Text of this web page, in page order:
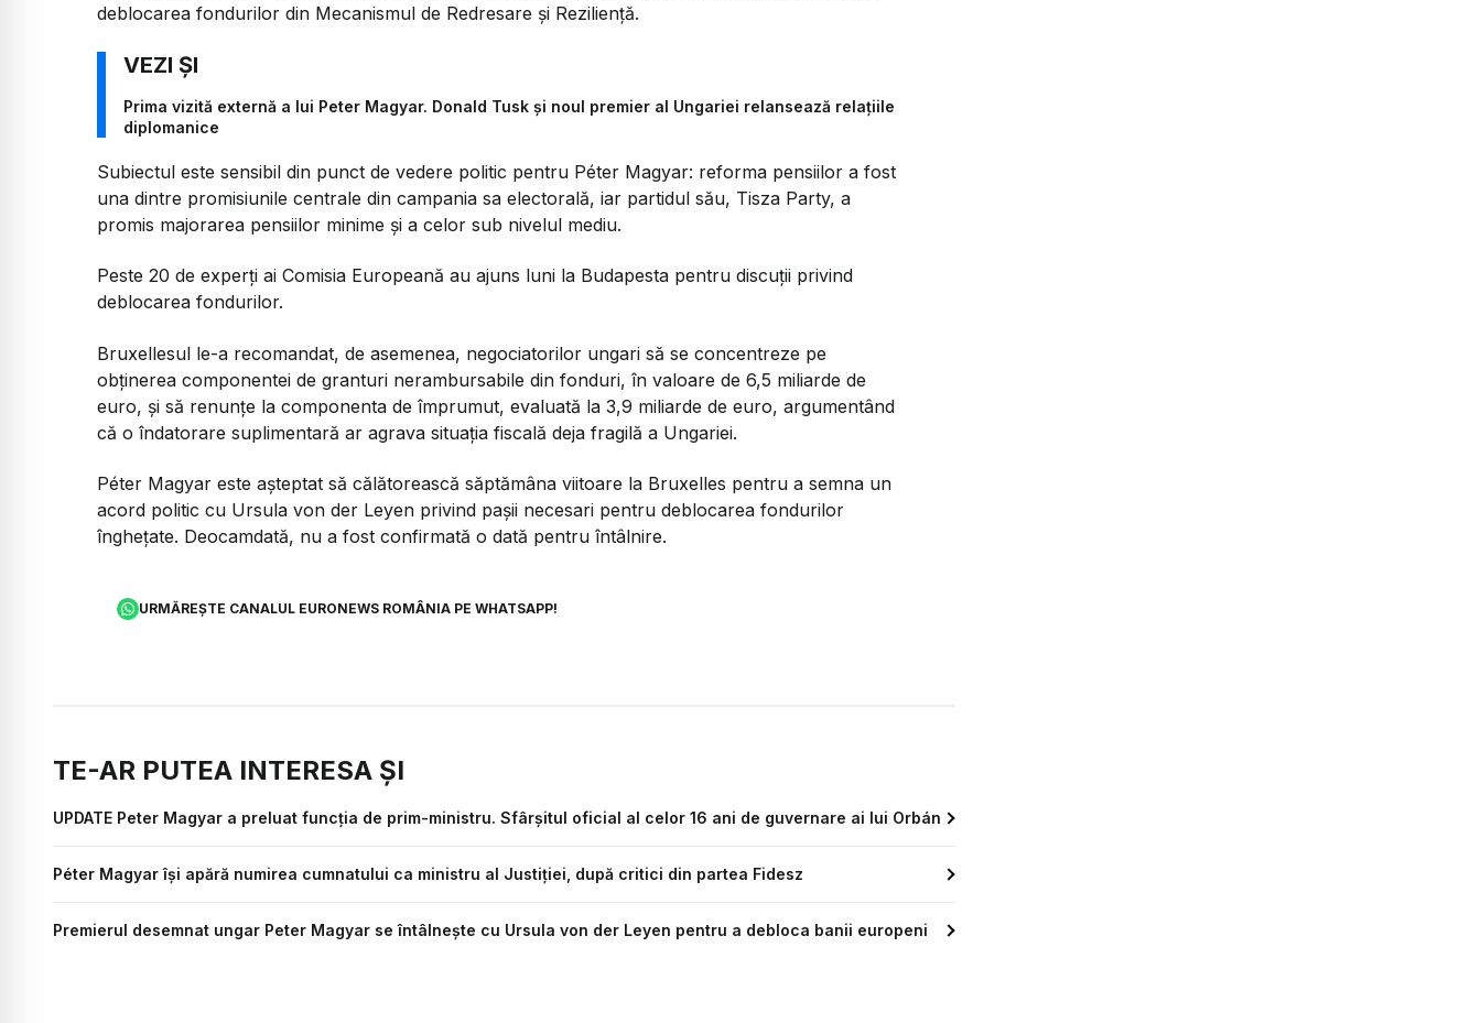
deblocarea fondurilor din Mecanismul de Redresare și Reziliență.
Prima vizită externă a lui Peter Magyar. Donald Tusk și noul premier al Ungariei relansează relațiile
diplomanice
Subiectul este sensibil din punct de vedere politic pentru Péter Magyar: reforma pensiilor a fost
una dintre promisiunile centrale din campania sa electorală, iar partidul său, Tisza Party, a
promis majorarea pensiilor minime și a celor sub nivelul mediu.
Peste 20 de experți ai Comisia Europeană au ajuns luni la Budapesta pentru discuții privind
deblocarea fondurilor.
Bruxellesul le-a recomandat, de asemenea, negociatorilor ungari să se concentreze pe
obținerea componentei de granturi nerambursabile din fonduri, în valoare de 6,5 miliarde de
euro, și să renunțe la componenta de împrumut, evaluată la 3,9 miliarde de euro, argumentând
că o îndatorare suplimentară ar agrava situația fiscală deja fragilă a Ungariei.
Péter Magyar este așteptat să călătorească săptămâna viitoare la Bruxelles pentru a semna un
acord politic cu Ursula von der Leyen privind pașii necesari pentru deblocarea fondurilor
înghețate. Deocamdată, nu a fost confirmată o dată pentru întâlnire.
URMĂREȘTE CANALUL EURONEWS ROMÂNIA PE WHATSAPP!
TE-AR PUTEA INTERESA ȘI
UPDATE Peter Magyar a preluat funcția de prim-ministru. Sfârșitul oficial al celor 16 ani de guvernare ai lui Orbán
Péter Magyar își apără numirea cumnatului ca ministru al Justiției, după critici din partea Fidesz
Premierul desemnat ungar Peter Magyar se întâlnește cu Ursula von der Leyen pentru a debloca banii europeni